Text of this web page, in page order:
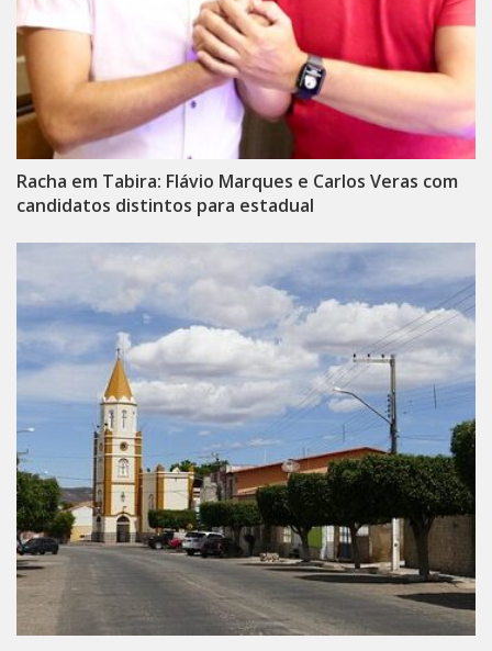
Racha em Tabira: Flávio Marques e Carlos Veras com
candidatos distintos para estadual